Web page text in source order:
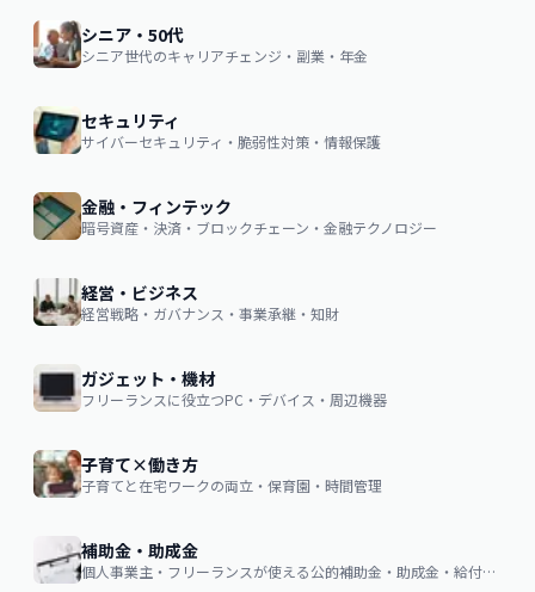
シニア・50代
シニア世代のキャリアチェンジ・副業・年金
セキュリティ
サイバーセキュリティ・脆弱性対策・情報保護
金融・フィンテック
暗号資産・決済・ブロックチェーン・金融テクノロジー
経営・ビジネス
経営戦略・ガバナンス・事業承継・知財
ガジェット・機材
フリーランスに役立つPC・デバイス・周辺機器
子育て×働き方
子育てと在宅ワークの両立・保育園・時間管理
補助金・助成金
個人事業主・フリーランスが使える公的補助金・助成金・給付金の申請ガイド